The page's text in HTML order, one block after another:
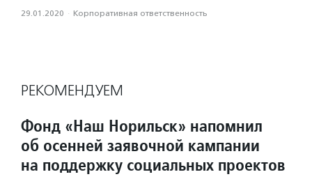
29.01.2020 · Корпоративная ответственность
РЕКОМЕНДУЕМ
Фонд «Наш Норильск» напомнил
об осенней заявочной кампании
на поддержку социальных проектов